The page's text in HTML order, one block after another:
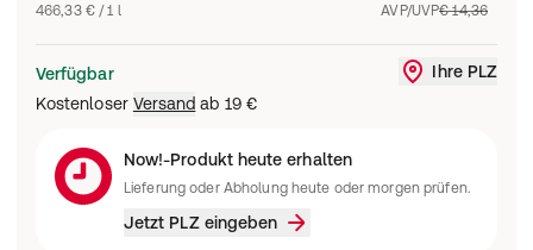
466,33 € / 1 l AVP/UVP€ 14,36
Verfügbar
Kostenloser Versand ab 19 €
Ihre PLZ
Now!-Produkt heute erhalten
Lieferung oder Abholung heute oder morgen prüfen.
Jetzt PLZ eingeben